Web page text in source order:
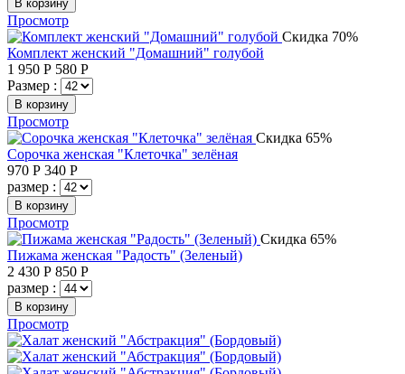
В корзину
Просмотр
Скидка 70%
Комплект женский "Домашний" голубой
1 950 Р 580 Р
Размер :
В корзину
Просмотр
Скидка 65%
Сорочка женская "Клеточка" зелёная
970 Р 340 Р
размер :
В корзину
Просмотр
Скидка 65%
Пижама женская "Радость" (Зеленый)
2 430 Р 850 Р
размер :
В корзину
Просмотр